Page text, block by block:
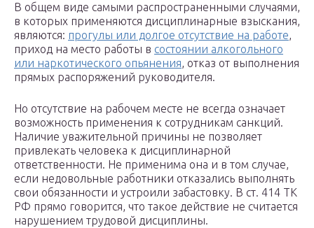
В общем виде самыми распространенными случаями,
в которых применяются дисциплинарные взыскания,
являются: прогулы или долгое отсутствие на работе,
приход на место работы в состоянии алкогольного
или наркотического опьянения, отказ от выполнения
прямых распоряжений руководителя.
Но отсутствие на рабочем месте не всегда означает
возможность применения к сотрудникам санкций.
Наличие уважительной причины не позволяет
привлекать человека к дисциплинарной
ответственности. Не применима она и в том случае,
если недовольные работники отказались выполнять
свои обязанности и устроили забастовку. В ст. 414 ТК
РФ прямо говорится, что такое действие не считается
нарушением трудовой дисциплины.